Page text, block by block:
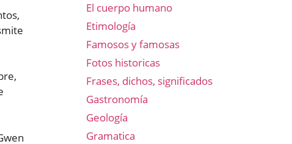
El cuerpo humano
Etimología
Famosos y famosas
Fotos historicas
Frases, dichos, significados
Gastronomía
Geología
Gramatica